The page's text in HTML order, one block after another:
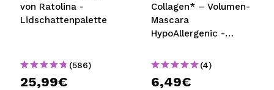
von Ratolina -
Lidschattenpalette
(586)
25,99€
Collagen* – Volumen-
Mascara
HypoAllergenic -
(4)
6,49€